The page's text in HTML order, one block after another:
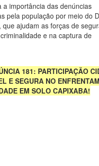
a importância das denúncias
pela população por meio do
que ajudam as forças de
e na captura de
181: PARTICIPAÇÃO
E SEGURA NO
EM SOLO CAPIXABA!